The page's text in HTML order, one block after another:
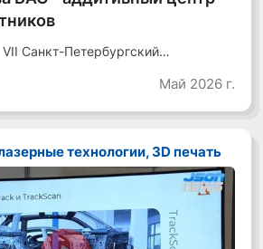
VII Санкт-Петербургский
Май 2026 г.
технологии, 3D печать